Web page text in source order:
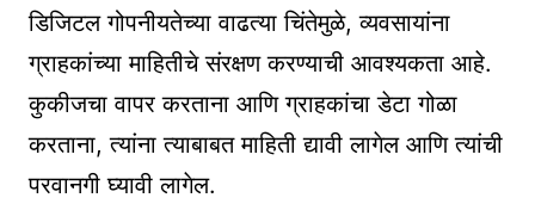
डिजिटल गोपनीयतेच्या वाढत्या चिंतेमुळे, व्यवसायांना
ग्राहकांच्या माहितीचे संरक्षण करण्याची आवश्यकता आहे.
कुकीजचा वापर करताना आणि ग्राहकांचा डेटा गोळा
करताना, त्यांना त्याबाबत माहिती द्यावी लागेल आणि त्यांची
परवानगी घ्यावी लागेल.